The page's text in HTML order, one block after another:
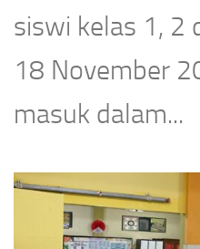
siswi kelas 1, 2
18 November
masuk dalam...